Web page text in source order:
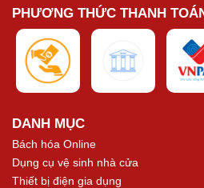
PHƯƠNG THỨC THANH
DANH MỤC
Bách hóa Online
Dụng cụ vệ sinh nhà cửa
Thiết bị điện gia dụng